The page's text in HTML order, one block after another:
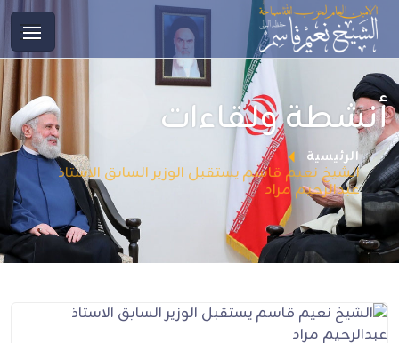
أنشطة ولقاءات
الرئيسية
الشيخ نعيم قاسم يستقبل الوزير السابق الاستاذ
عبدالرحيم مراد